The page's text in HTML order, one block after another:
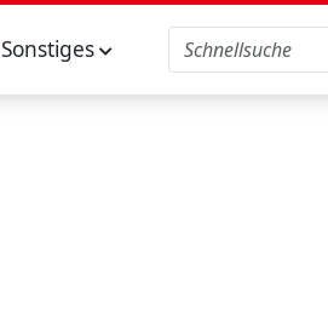
Sonstiges